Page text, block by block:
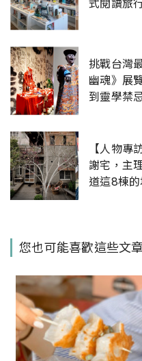
式閱讀旅
挑戰台灣
幽魂》展
到靈學禁
【人物
謝宅，主
道這8棟的
重啟「
向府城的
子地板、
的台式復
您也可能喜歡這些文